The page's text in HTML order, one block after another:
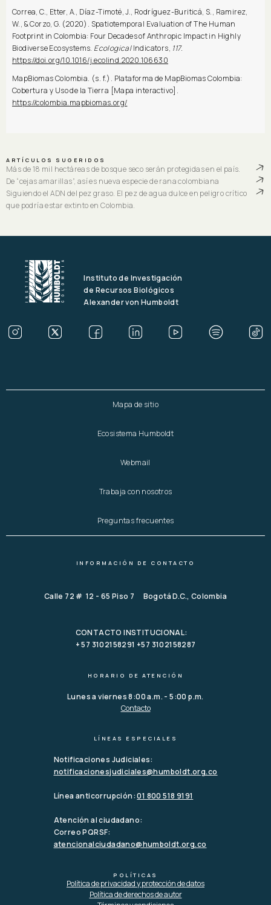
Correa, C., Etter, A., Díaz-Timoté, J., Rodríguez-Buriticá, S., Ramirez,
W., & Corzo, G. (2020). Spatiotemporal Evaluation of The Human
Footprint in Colombia: Four Decades of Anthropic Impact in Highly
Biodiverse Ecosystems. EcologicalIndicators, 117.
https://doi.org/10.1016/j.ecolind.2020.106630
MapBiomas Colombia. (s. f.). Plataforma de MapBiomas Colombia:
Cobertura y Uso de la Tierra [Mapa interactivo].
https://colombia.mapbiomas.org/
ARTÍCULOS SUGERIDOS
Más de 18 mil hectáreas de bosque seco serán protegidas en el país.
De “cejas amarillas”, así es nueva especie de rana colombiana
Siguiendo el ADN del pez graso. El pez de agua dulce en peligro crítico
que podría estar extinto en Colombia.
Instituto de Investigación
de Recursos Biológicos
Alexander von Humboldt
Mapa de sitio
Ecosistema Humboldt
Webmail
Trabaja con nosotros
Preguntas frecuentes
INFORMACIÓN DE CONTACTO
Calle 72 # 12 - 65 Piso 7 Bogotá D.C., Colombia
CONTACTO INSTITUCIONAL:
+ 57 3102158291 +57 3102158287
HORARIO DE ATENCIÓN
Lunes a viernes 8:00 a.m. - 5:00 p.m.
Contacto
LÍNEAS ESPECIALES
Notificaciones Judiciales:
notificacionesjudiciales@humboldt.org.co
Línea anticorrupción:01 800 518 9191
Atención al ciudadano:
Correo PQRSF:
atencionalciudadano@humboldt.org.co
POLÍTICAS
Política de privacidad y protección de datos
Política de derechos de autor